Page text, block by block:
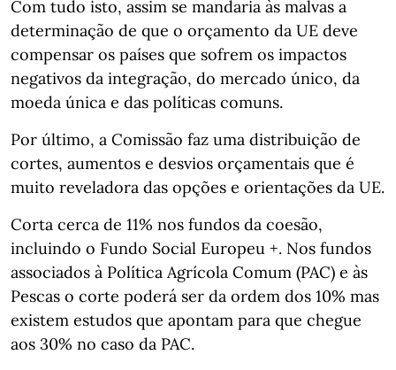
Com tudo isto, assim se mandaria às malvas a
determinação de que o orçamento da UE deve
compensar os países que sofrem os impactos
negativos da integração, do mercado único, da
moeda única e das políticas comuns.
Por último, a Comissão faz uma distribuição de
cortes, aumentos e desvios orçamentais que é
muito reveladora das opções e orientações da UE.
Corta cerca de 11% nos fundos da coesão,
incluindo o Fundo Social Europeu +. Nos fundos
associados à Política Agrícola Comum (PAC) e às
Pescas o corte poderá ser da ordem dos 10% mas
existem estudos que apontam para que chegue
aos 30% no caso da PAC.